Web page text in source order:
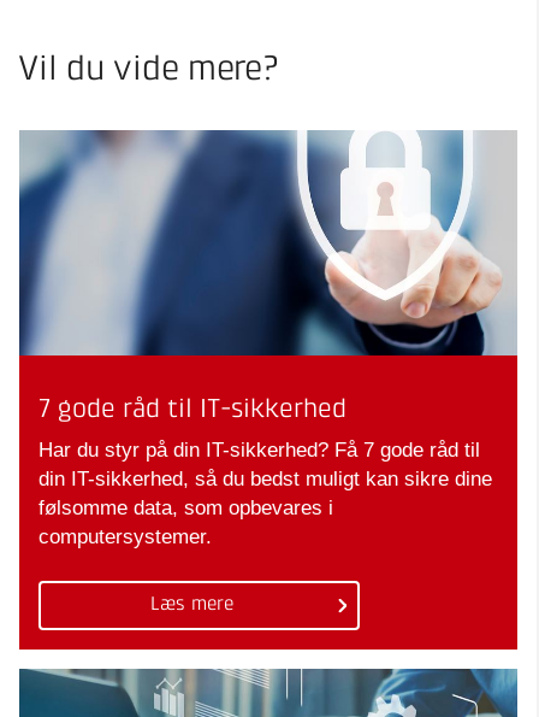
Vil du vide mere?
7 gode råd til IT-sikkerhed
Har du styr på din IT-sikkerhed? Få 7 gode råd til
din IT-sikkerhed, så du bedst muligt kan sikre dine
følsomme data, som opbevares i
computersystemer.
Læs mere